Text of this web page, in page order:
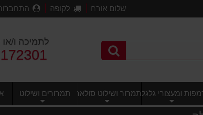
שלום אורח לקופה
לתמיכה ו/או
טלפון:
ומעצורי גלגלתמרור ושילוט סולארי תמרורים ושילוט